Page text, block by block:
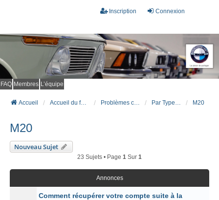
Connexion
Inscription
FAQ Membres L’équipe
Accueil Accueil du forum Problèmes connus et résolus (FAQ) Par Type Moteur (ESSENCE) M20
M20
Nouveau Sujet
23 Sujets • Page 1 Sur 1
Annonces
Comment récupérer votre compte suite à la